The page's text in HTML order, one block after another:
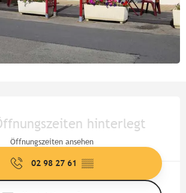
hinterlegt
Öffnungszeiten ansehen
02 98 27 61 ▒▒